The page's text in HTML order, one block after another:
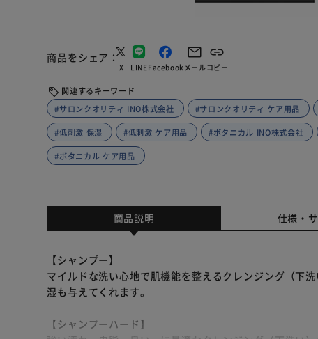
商品をシェア
X LINEFacebook メールコピー
関連するキーワード
#サロンクオリティ INO株式会社
#サロンクオリティ ケア用品
#低刺激 保湿 #低刺激 ケア用品 #ボタニカル INO株式会社
#ボタニカル ケア用品
商品説明 仕様・
【シャンプー】
マイルドな洗い心地で肌機能を整えるクレンジング（下
湿も与えてくれます。
【シャンプーハード】